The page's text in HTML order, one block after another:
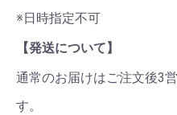
※日時指定不可
【発送について】
通常のお届けはご注文後3
す。